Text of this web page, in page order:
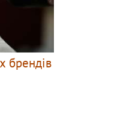
брендів